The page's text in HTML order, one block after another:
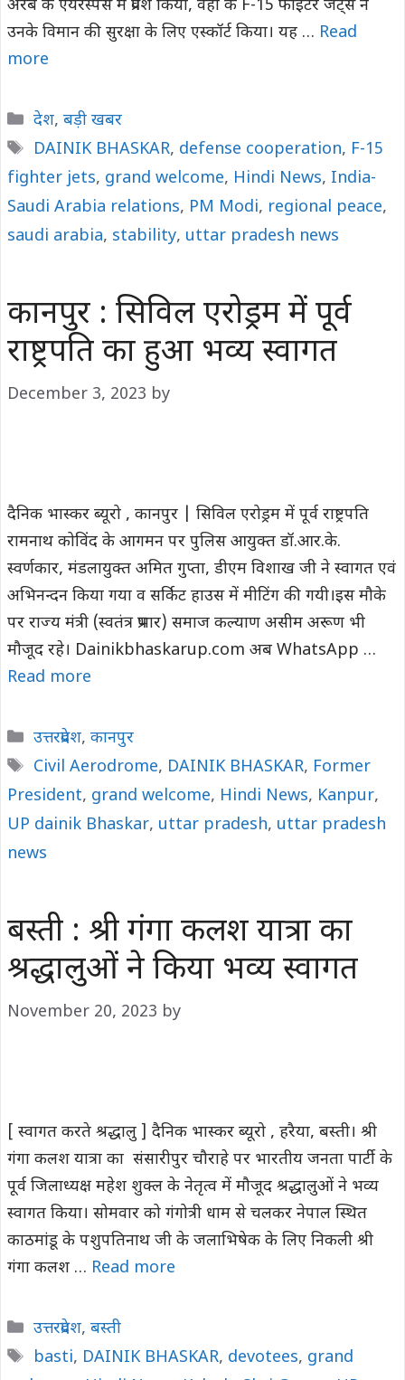
अरब के एयरस्पेस में प्रवेश किया, वहां के F-15 फाइटर जेट्स ने
उनके विमान की सुरक्षा के लिए एस्कॉर्ट किया। यह … Read
more
Categories
देश, बड़ी खबर
Tags
DAINIK BHASKAR, defense cooperation, F-15
fighter jets, grand welcome, Hindi News, India-
Saudi Arabia relations, PM Modi, regional peace,
saudi arabia, stability, uttar pradesh news
कानपुर : सिविल एरोड्रम में पूर्व
राष्ट्रपति का हुआ भव्य स्वागत
December 3, 2023 by
दैनिक भास्कर ब्यूरो , कानपुर | सिविल एरोड्रम में पूर्व राष्ट्रपति
रामनाथ कोविंद के आगमन पर पुलिस आयुक्त डॉ.आर.के.
स्वर्णकार, मंडलायुक्त अमित गुप्ता, डीएम विशाख जी ने स्वागत एवं
अभिनन्दन किया गया व सर्किट हाउस में मीटिंग की गयी।इस मौके
पर राज्य मंत्री (स्वतंत्र प्रभार) समाज कल्याण असीम अरूण भी
मौजूद रहे। Dainikbhaskarup.com अब WhatsApp …
Read more
Categories
उत्तरप्रदेश, कानपुर
Tags
Civil Aerodrome, DAINIK BHASKAR, Former
President, grand welcome, Hindi News, Kanpur,
UP dainik Bhaskar, uttar pradesh, uttar pradesh
news
बस्ती : श्री गंगा कलश यात्रा का
श्रद्धालुओं ने किया भव्य स्वागत
November 20, 2023 by
[ स्वागत करते श्रद्धालु ] दैनिक भास्कर ब्यूरो , हरैया, बस्ती। श्री
गंगा कलश यात्रा का संसारीपुर चौराहे पर भारतीय जनता पार्टी के
पूर्व जिलाध्यक्ष महेश शुक्ल के नेतृत्व में मौजूद श्रद्धालुओं ने भव्य
स्वागत किया। सोमवार को गंगोत्री धाम से चलकर नेपाल स्थित
काठमांडू के पशुपतिनाथ जी के जलाभिषेक के लिए निकली श्री
गंगा कलश … Read more
Categories
उत्तरप्रदेश, बस्ती
Tags
basti, DAINIK BHASKAR, devotees, grand